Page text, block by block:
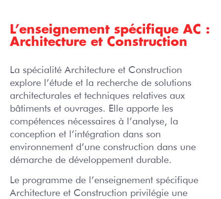
L’enseignement spécifique AC :
Architecture et Construction
La spécialité Architecture et Construction
explore l’étude et la recherche de solutions
architecturales et techniques relatives aux
bâtiments et ouvrages. Elle apporte les
compétences nécessaires à l’analyse, la
conception et l’intégration dans son
environnement d’une construction dans une
démarche de développement durable.
Le programme de l’enseignement spécifique
Architecture et Construction privilégie une